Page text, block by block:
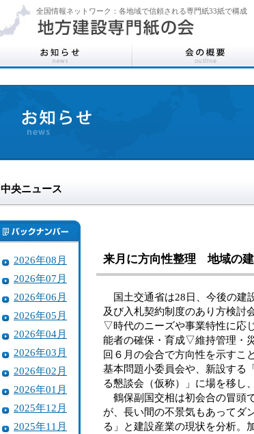
全国情報ネットワーク：各地域で信頼される専門紙33紙で構成
中央ニュース
2026年08月
2026年07月
2026年06月
2026年05月
2026年04月
2026年03月
2026年02月
2026年01月
2025年12月
2025年11月
来月に方向性整理 地域の
国土交通省は28日、今後の建
及び入札契約制度のあり方検討
▽時代のニーズや事業特性に応
能者の確保・育成▽維持管理・
回６月の会合で方向性を示すこ
基本問題小委員会や、新設する
る懇談会（仮称）」に場を移し
鶴保副国交相は初会合の冒頭
が、長い間の不景気もあってダ
る」と建設産業の現状を分析。